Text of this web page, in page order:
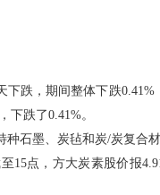
跌，期间整体下跌0.41%
下跌了0.41%。
石墨、炭毡和炭/炭复合
点，方大炭素股价报